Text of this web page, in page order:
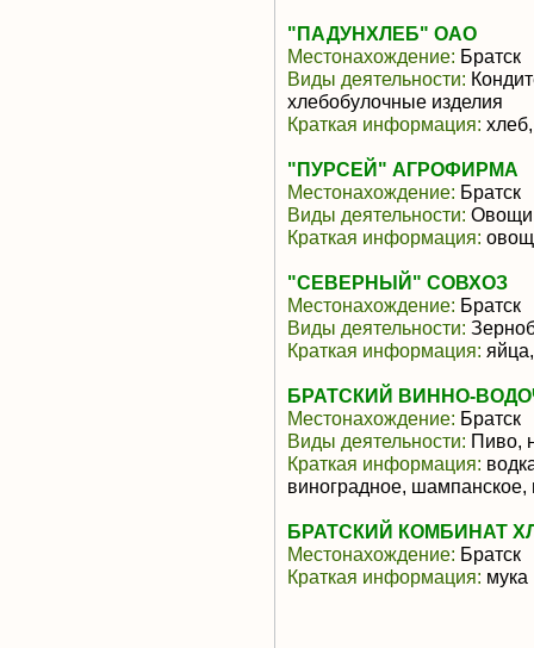
"ПАДУНХЛЕБ" ОАО
Местонахождение: Братск
Виды деятельности:
хлебобулочные изделия
Краткая информация:
"ПУРСЕЙ" АГРОФИРМА
Местонахождение: Братск
Виды деятельности: Овощи
Краткая информация:
"СЕВЕРНЫЙ" СОВХОЗ
Местонахождение: Братск
Виды деятельности:
Краткая информация:
БРАТСКИЙ ВИННО-
Местонахождение: Братск
Виды деятельности: Пиво,
Краткая информация:
виноградное, шампанское,
БРАТСКИЙ КОМБИНАТ
Местонахождение: Братск
Краткая информация: